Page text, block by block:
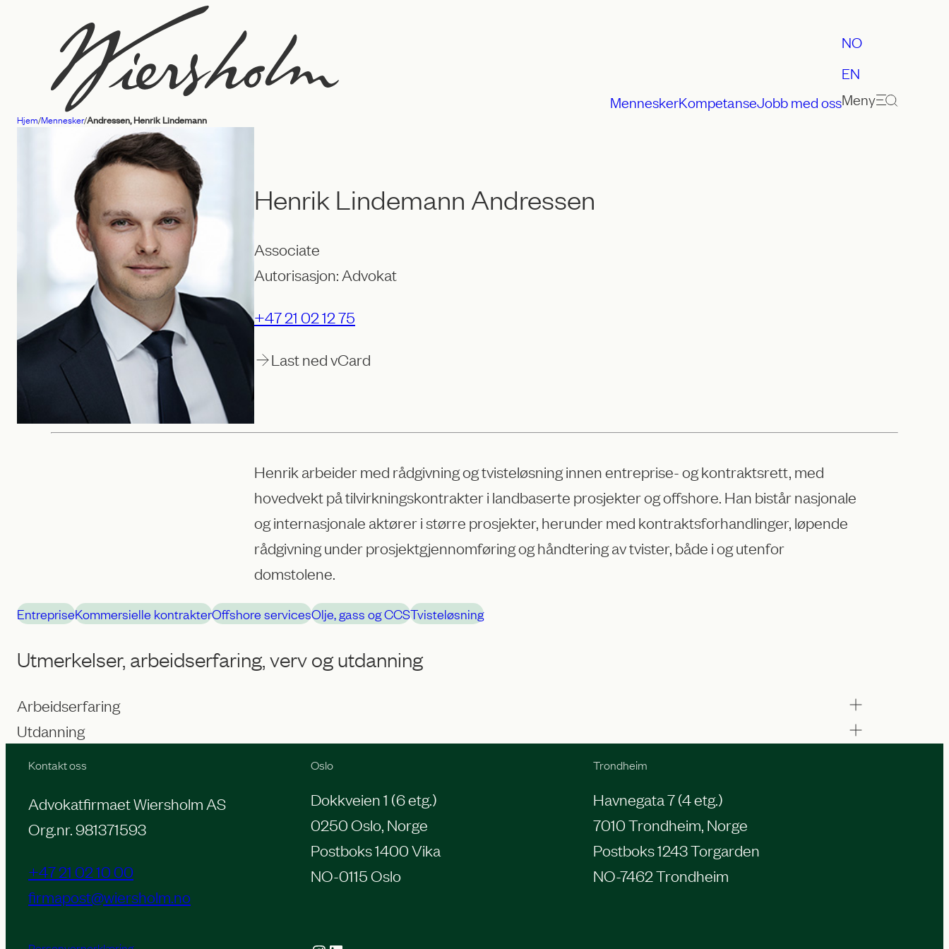
Advokatfirmaet
Wiersholm
MenneskerKompetanseJobb med oss
NO
EN
Meny
Hjem/Mennesker/Andressen, Henrik Lindemann
Henrik Lindemann Andressen
Associate
Autorisasjon: Advokat
+47 21 02 12 75
Last ned vCard
Henrik arbeider med rådgivning og tvisteløsning innen entreprise- og kontraktsrett, med
hovedvekt på tilvirkningskontrakter i landbaserte prosjekter og offshore. Han bistår nasjonale
og internasjonale aktører i større prosjekter, herunder med kontraktsforhandlinger, løpende
rådgivning under prosjektgjennomføring og håndtering av tvister, både i og utenfor
domstolene.
EntrepriseKommersielle kontrakterOffshore servicesOlje, gass og CCSTvisteløsning
Utmerkelser, arbeidserfaring, verv og utdanning
Arbeidserfaring
Utdanning
Kontakt oss
Advokatfirmaet Wiersholm AS
Org.nr. 981371593
+47 21 02 10 00
firmapost@wiersholm.no
Oslo
Dokkveien 1 (6 etg.)
0250 Oslo, Norge
Postboks 1400 Vika
NO-0115 Oslo
Trondheim
Havnegata 7 (4 etg.)
7010 Trondheim, Norge
Postboks 1243 Torgarden
NO-7462 Trondheim